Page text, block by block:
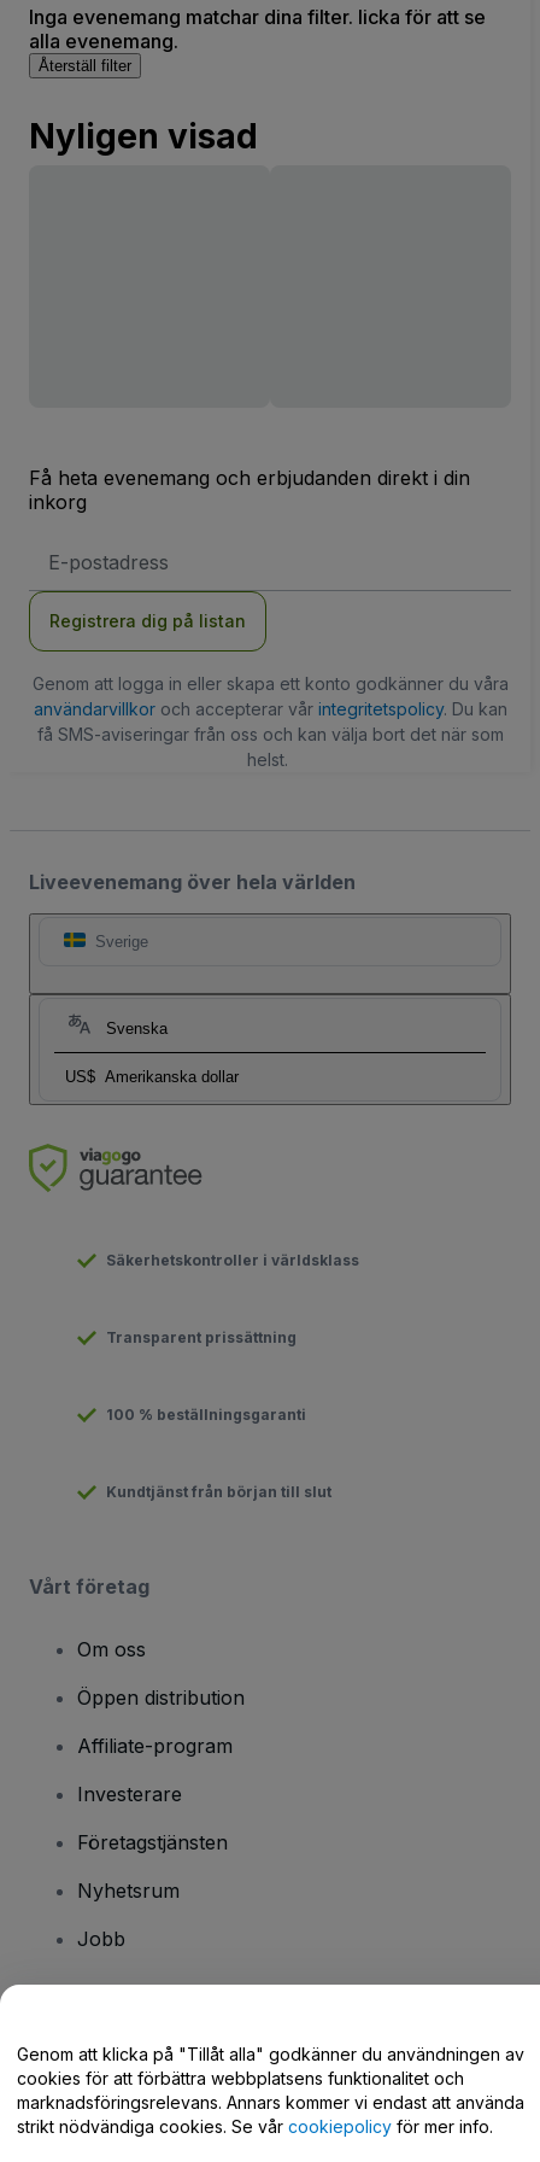
Inga evenemang matchar dina filter. licka för att se
alla evenemang.
Återställ filter
Nyligen visad
Få heta evenemang och erbjudanden direkt i din
inkorg
postadress
Registrera dig på listan
Genom att logga in eller skapa ett konto godkänner du våra
användarvillkoroch accepterar vår integritetspolicy. Du kan
få SMS-aviseringar från oss och kan välja bort det när som
helst.
Liveevenemang över hela världen
Sverige
Svenska
US$ Amerikanska dollar
Säkerhetskontroller i världsklass
Transparent prissättning
100 % beställningsgaranti
Kundtjänst från början till slut
Vårt företag
Om oss
Öppen distribution
Affiliate-program
Investerare
Företagstjänsten
Nyhetsrum
Jobb
Hjälpcenter / Kontakta oss
Genom att klicka på "Tillåt alla" godkänner du användningen av
cookies för att förbättra webbplatsens funktionalitet och
marknadsföringsrelevans. Annars kommer vi endast att använda
strikt nödvändiga cookies. Se vår cookiepolicy för mer info.